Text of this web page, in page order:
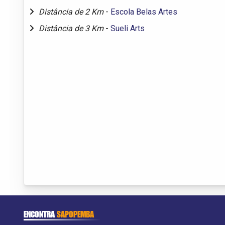
Distância de 2 Km - Escola Belas Artes
Distância de 3 Km - Sueli Arts
ENCONTRASAPOPEMBA